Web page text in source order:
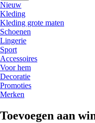
Nieuw
Kleding
Kleding grote maten
Schoenen
Lingerie
Sport
Accessoires
Voor hem
Decoratie
Promoties
Merken
Toevoegen aan